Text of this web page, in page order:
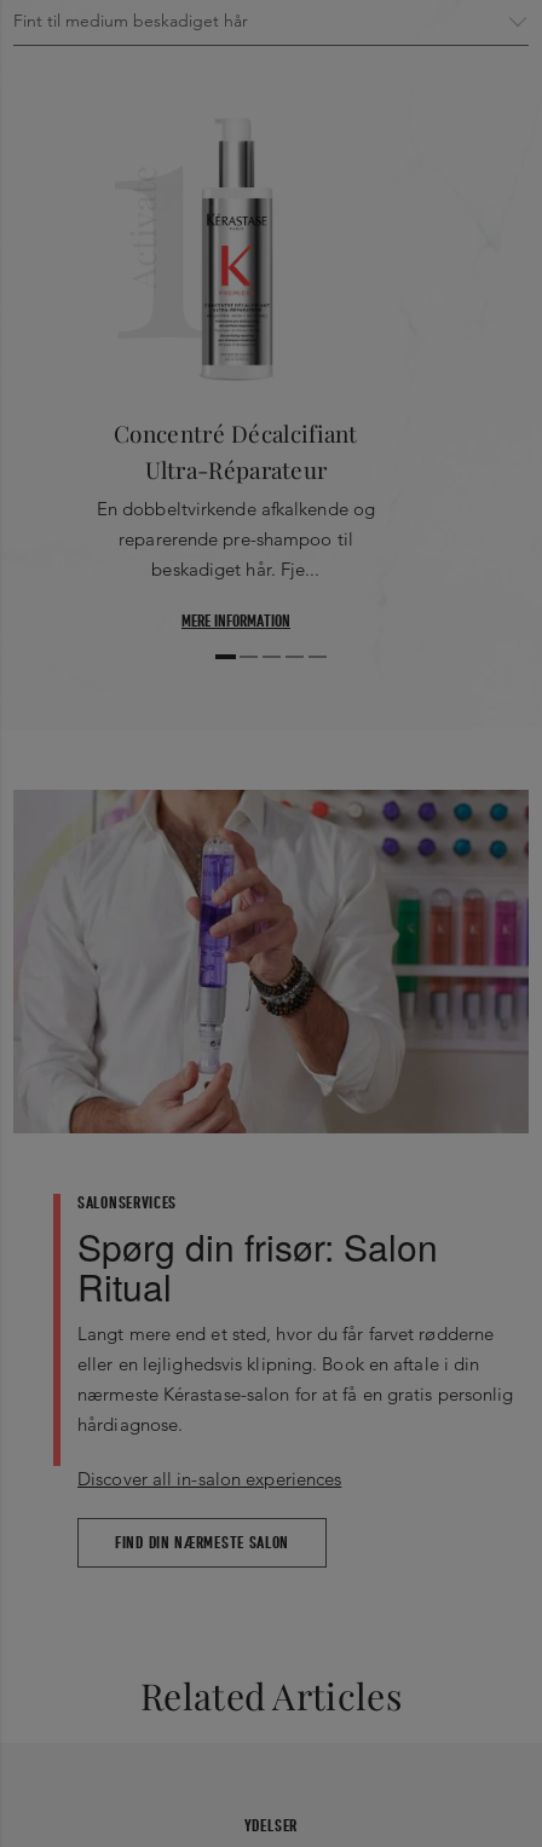
OPHOBNINGaf kalcium på ydersiden gør håret groft og
der virker fra kerne til overflade og neutraliserer mathed og
stivhed. Når kalcium er fjernet, trænger glycin, en
aminosyre, ind i hårets inderste lag og reparerer det i
dybden. Resultatet er, at knækkede led mellem
keratinkæderne genforbindes, hvilket reducerer brud
1
Concentré Décalcifiant
Ultra-Réparateur
En dobbeltvirkende afkalkende og
reparerende pre-shampoo til
beskadiget hår. Fje...
MERE INFORMATION
SALONSERVICES
Spørg din frisør: Salon
Ritual
Langt mere end et sted, hvor du får farvet rødderne
eller en lejlighedsvis klipning. Book en aftale i din
nærmeste Kérastase-salon for at få en gratis personlig
hårdiagnose.
Discover all in-salon experiences
FIND DIN NÆRMESTE SALON
Related Articles
YDELSER